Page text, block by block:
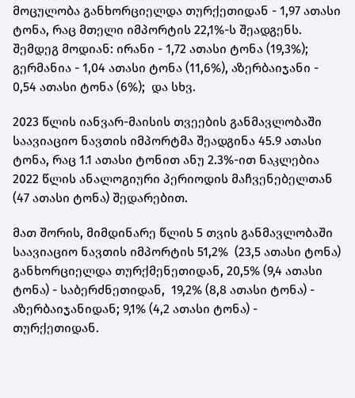
მოცულობა განხორციელდა თურქეთიდან - 1,97 ათასი
ტონა, რაც მთელი იმპორტის 22,1%-ს შეადგენს.
შემდეგ მოდიან: ირანი - 1,72 ათასი ტონა (19,3%);
გერმანია - 1,04 ათასი ტონა (11,6%), აზერბაიჯანი -
0,54 ათასი ტონა (6%); და სხვ.
2023 წლის იანვარ-მაისის თვეების განმავლობაში
საავიაციო ნავთის იმპორტმა შეადგინა 45.9 ათასი
ტონა, რაც 1.1 ათასი ტონით ანუ 2.3%-ით ნაკლებია
2022 წლის ანალოგიური პერიოდის მაჩვენებელთან
(47 ათასი ტონა) შედარებით.
მათ შორის, მიმდინარე წლის 5 თვის განმავლობაში
საავიაციო ნავთის იმპორტის 51,2% (23,5 ათასი ტონა)
განხორციელდა თურქმენეთიდან, 20,5% (9,4 ათასი
ტონა) - საბერძნეთიდან, 19,2% (8,8 ათასი ტონა) -
აზერბაიჯანიდან; 9,1% (4,2 ათასი ტონა) -
თურქეთიდან.